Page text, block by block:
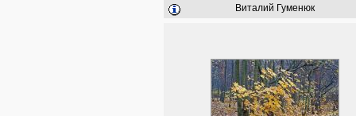
Виталий Гуменюк